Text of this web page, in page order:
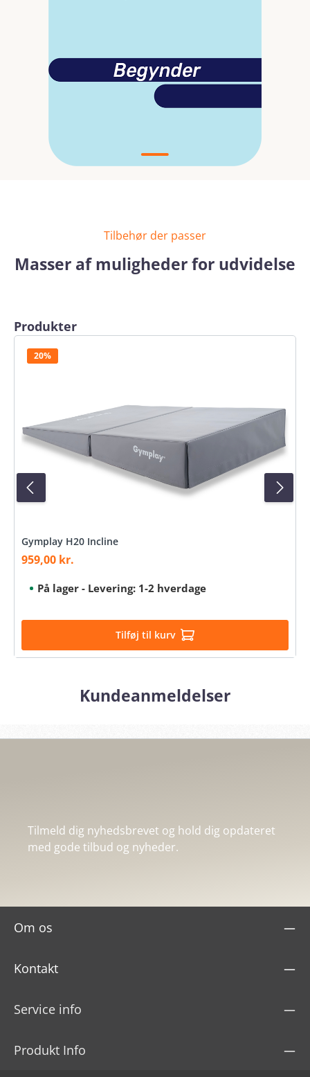
Tilbehør der passer
Masser af muligheder for udvidelse
Spring produktgalleriet over
Produkter
20%
Gymplay H20 Incline
Salgspris:
959,00 kr.
På lager - Levering: 1-2 hverdage
Tilføj til kurv
Kundeanmeldelser
Tilmeld dig nyhedsbrevet og hold dig opdateret
med gode tilbud og nyheder.
Om os
Kontakt
Service info
Produkt Info